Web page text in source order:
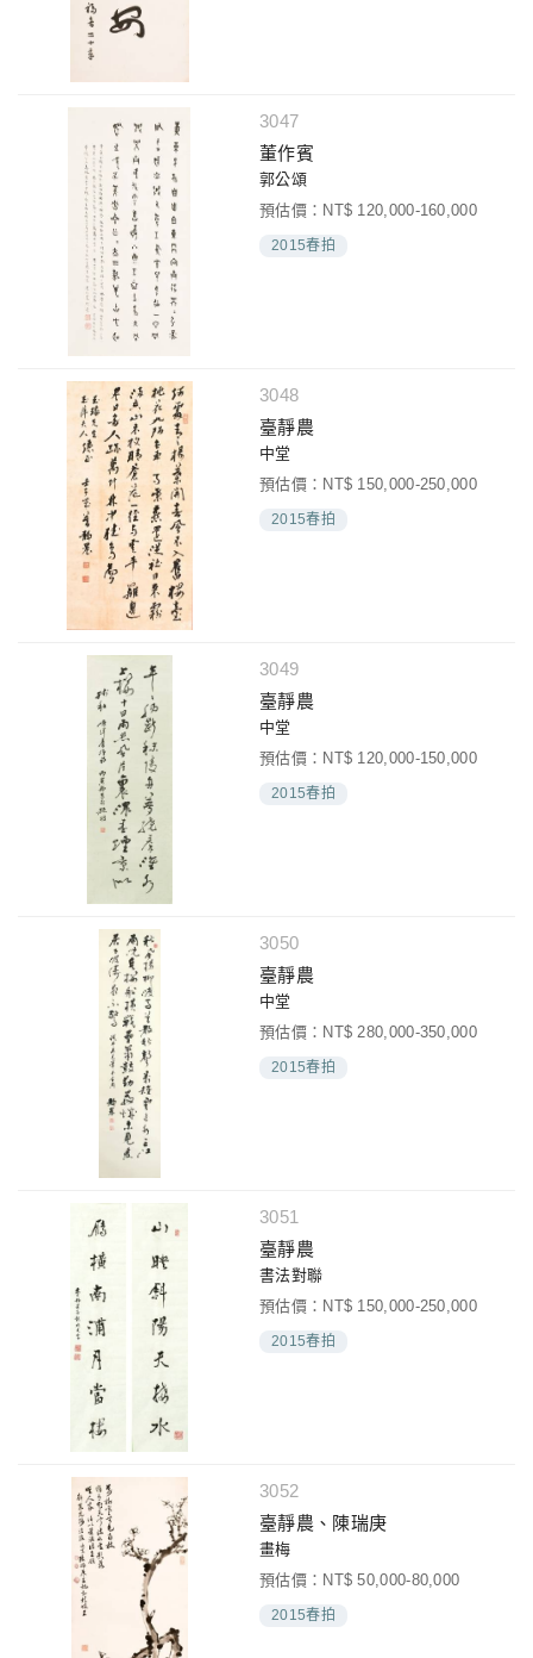
3047
董作賓
郭公頌
預估價：NT$ 120,000-160,000
2015春拍
3048
臺靜農
中堂
預估價：NT$ 150,000-250,000
2015春拍
3049
臺靜農
中堂
預估價：NT$ 120,000-150,000
2015春拍
3050
臺靜農
中堂
預估價：NT$ 280,000-350,000
2015春拍
3051
臺靜農
書法對聯
預估價：NT$ 150,000-250,000
2015春拍
3052
臺靜農、陳瑞庚
畫梅
預估價：NT$ 50,000-80,000
2015春拍